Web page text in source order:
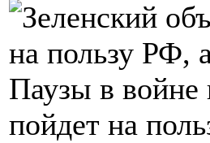
Паузы в войне
пойдет на